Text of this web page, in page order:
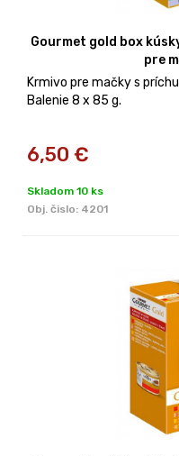
Gourmet gold box
pre
Krmivo pre mačky s
Balenie 8 x 85 g.
6,50 €
Skladom 10 ks
Obj. čislo: 4201